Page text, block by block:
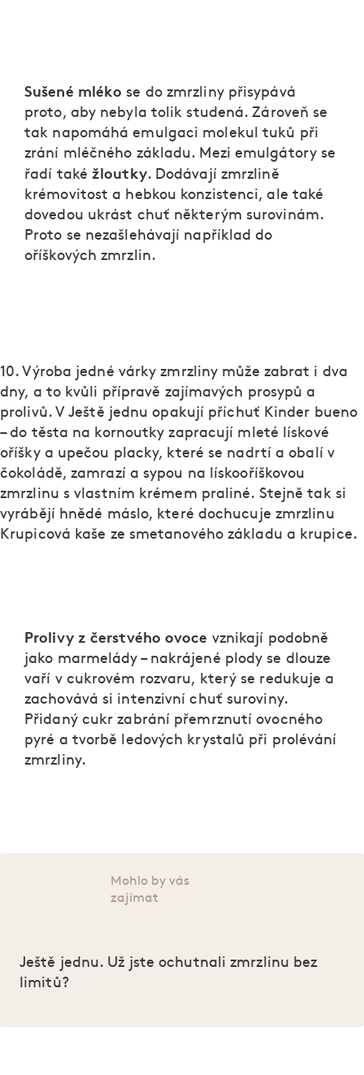
Sušené mléko se do zmrzliny přisypává
proto, aby nebyla tolik studená. Zároveň se
tak napomáhá emulgaci molekul tuků při
zrání mléčného základu. Mezi emulgátory se
řadí také žloutky. Dodávají zmrzlině
krémovitost a hebkou konzistenci, ale také
dovedou ukrást chuť některým surovinám.
Proto se nezašlehávají například do
oříškových zmrzlin.
10. Výroba jedné várky zmrzliny může zabrat i dva
dny, a to kvůli přípravě zajímavých prosypů a
prolivů. V Ještě jednu opakují příchuť Kinder bueno
– do těsta na kornoutky zapracují mleté lískové
oříšky a upečou placky, které se nadrtí a obalí v
čokoládě, zamrazí a sypou na lískooříškovou
zmrzlinu s vlastním krémem praliné. Stejně tak si
vyrábějí hnědé máslo, které dochucuje zmrzlinu
Krupicová kaše ze smetanového základu a krupice.
Prolivy z čerstvého ovoce vznikají podobně
jako marmelády – nakrájené plody se dlouze
vaří v cukrovém rozvaru, který se redukuje a
zachovává si intenzivní chuť suroviny.
Přidaný cukr zabrání přemrznutí ovocného
pyré a tvorbě ledových krystalů při prolévání
zmrzliny.
Mohlo by vás
zajímat
Ještě jednu. Už jste ochutnali zmrzlinu bez
limitů?